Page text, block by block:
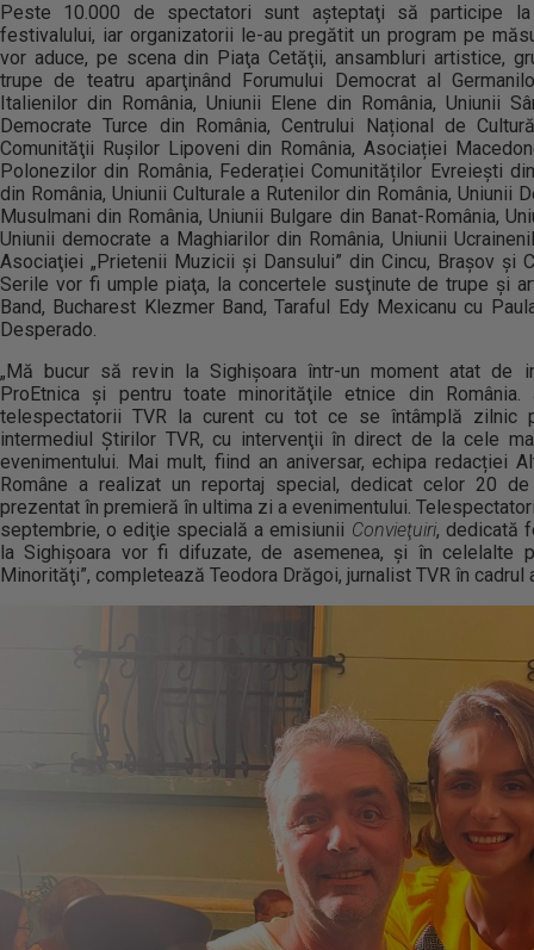
Peste 10.000 de spectatori sunt aşteptaţi să participe
festivalului, iar organizatorii le-au pregătit un program pe
vor aduce, pe scena din Piaţa Cetăţii, ansambluri artistice,
trupe de teatru aparţinând Forumului Democrat al
Italienilor din România, Uniunii Elene din România, Uniunii
Democrate Turce din România, Centrului Național de
Comunităţii Rușilor Lipoveni din România, Asociației
Polonezilor din România, Federației Comunităților Evreiești
din România, Uniunii Culturale a Rutenilor din România, Uniunii
Musulmani din România, Uniunii Bulgare din Banat-România,
Uniunii democrate a Maghiarilor din România, Uniunii
Asociaţiei „Prietenii Muzicii şi Dansului” din Cincu, Braşov şi
Serile vor fi umple piaţa, la concertele susţinute de trupe şi
Band, Bucharest Klezmer Band, Taraful Edy Mexicanu cu
Desperado.
„Mă bucur să revin la Sighişoara într-un moment atat de
ProEtnica şi pentru toate minorităţile etnice din
telespectatorii TVR la curent cu tot ce se întâmplă zilnic
intermediul Ştirilor TVR, cu intervenţii în direct de la cele
evenimentului. Mai mult, fiind an aniversar, echipa redacției
Române a realizat un reportaj special, dedicat celor 20
prezentat în premieră în ultima zi a evenimentului.
septembrie, o ediţie specială a emisiunii Convieţuiri, dedicată
la Sighişoara vor fi difuzate, de asemenea, şi în celelalte
Minorităţi”, completează Teodora Drăgoi, jurnalist TVR în cadrul